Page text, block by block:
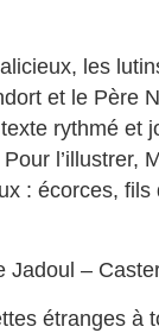
les
et le Père
rythmé et
l’illustrer,
: écorces,
Jadoul –
étranges à